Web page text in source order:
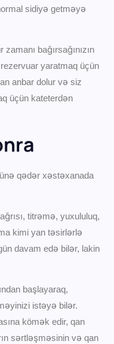
sidiyə getməyə
zamanı bağırsağınızın
rezervuar yaratmaq üçün
anbar dolur və siz
üçün kateterdən
qədər xəstəxanada
titrəmə, yuxululuq,
kimi yan təsirlərlə
davam edə bilər, lakin
başlayaraq,
istəyə bilər.
kömək edir, qan
sərtləşməsinin və qan